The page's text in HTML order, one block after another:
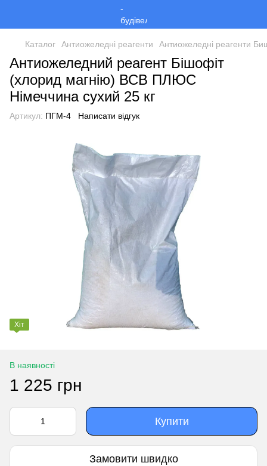
Каталог Антиожеледні реагенти Антиожеледні реагенти
Антиожеледний реагент Бішофіт
(хлорид магнію) ВСВ ПЛЮС
Німеччина сухий 25 кг
Артикул: ПГМ-4 Написати відгук
Хіт
В наявності
1 225 грн
Купити
Замовити швидко